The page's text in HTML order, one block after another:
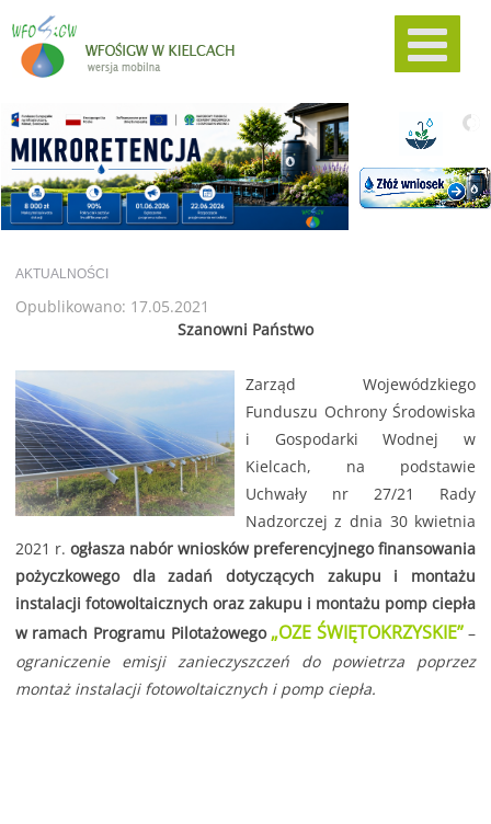
AKTUALNOŚCI
Opublikowano: 17.05.2021
Szanowni Państwo
Zarząd Wojewódzkiego
Funduszu Ochrony Środowiska
i Gospodarki Wodnej w
Kielcach, na podstawie
Uchwały nr 27/21 Rady
Nadzorczej z dnia 30 kwietnia
2021 r. ogłasza nabór wniosków preferencyjnego finansowania
pożyczkowego dla zadań dotyczących zakupu i montażu
instalacji fotowoltaicznych oraz zakupu i montażu pomp ciepła
w ramach Programu Pilotażowego „OZE ŚWIĘTOKRZYSKIE”–
ograniczenie emisji zanieczyszczeń do powietrza poprzez
montaż instalacji fotowoltaicznych i pomp ciepła.